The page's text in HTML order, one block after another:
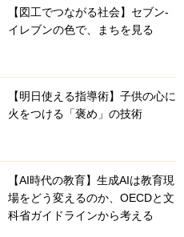
【図工でつながる社会】セブン‐
イレブンの色で、まちを見る
【明日使える指導術】子供の心に
火をつける「褒め」の技術
【AI時代の教育】生成AIは教育現
場をどう変えるのか、OECDと文
科省ガイドラインから考える